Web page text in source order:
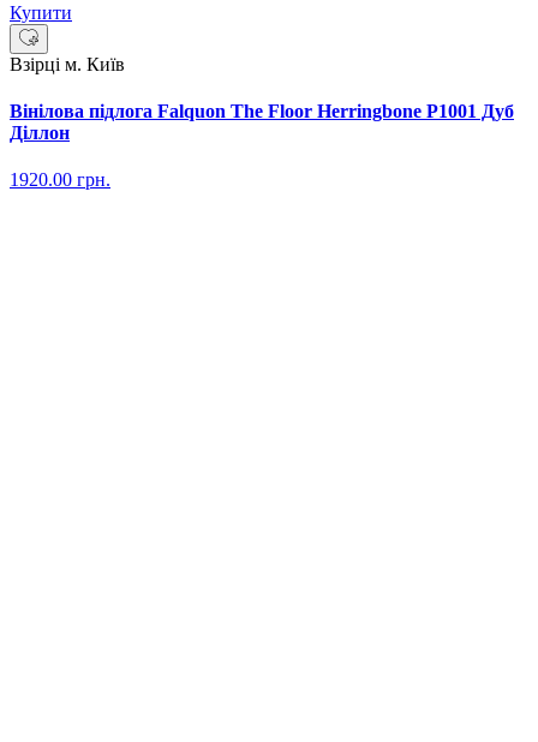
Купити
Взірці м. Київ
Вінілова підлога Falquon The Floor Herringbone P1001 Дуб
Діллон
1920.00 грн.